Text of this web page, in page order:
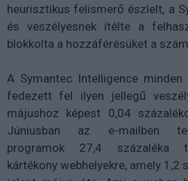
heurisztikus felismerő észlelt, a
és veszélyesnek ítélte a
blokkolta a hozzáférésüket a
A Symantec Intelligence
fedezett fel ilyen jellegű
májushoz képest 0,04
Júniusban az e-mailben
programok 27,4 százaléka
kártékony webhelyekre, amely 1,2